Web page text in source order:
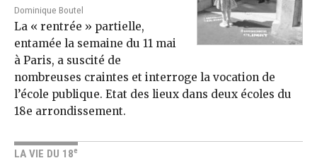
Dominique Boutel
La « rentrée » partielle,
entamée la semaine du 11 mai
à Paris, a suscité de
nombreuses craintes et interroge la vocation de
l’école publique. Etat des lieux dans deux écoles du
18e arrondissement.
LA VIE DU 18e